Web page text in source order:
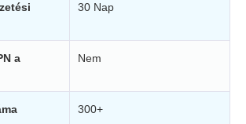
30 Nap
a
Nem
300+